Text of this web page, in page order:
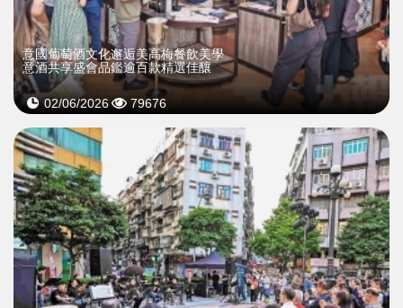
意國葡萄酒文化邂逅美高梅餐飲美學
意酒共享盛會品鑑逾百款精選佳釀
02/06/2026 79676
>